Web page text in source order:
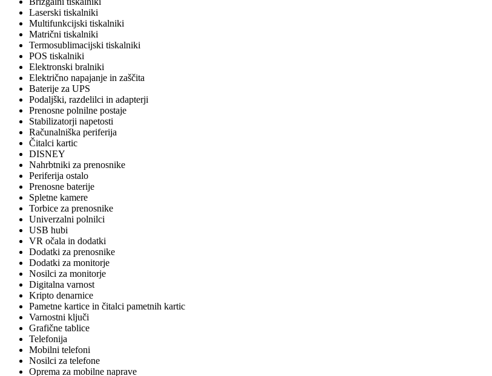
Laserski tiskalniki
Multifunkcijski tiskalniki
Matrični tiskalniki
Termosublimacijski tiskalniki
POS tiskalniki
Elektronski bralniki
Električno napajanje in zaščita
Baterije za UPS
Podaljški, razdelilci in adapterji
Prenosne polnilne postaje
Stabilizatorji napetosti
Računalniška periferija
Čitalci kartic
DISNEY
Nahrbtniki za prenosnike
Periferija ostalo
Prenosne baterije
Spletne kamere
Torbice za prenosnike
Univerzalni polnilci
USB hubi
VR očala in dodatki
Dodatki za prenosnike
Dodatki za monitorje
Nosilci za monitorje
Digitalna varnost
Kripto denarnice
Pametne kartice in čitalci pametnih kartic
Varnostni ključi
Grafične tablice
Telefonija
Mobilni telefoni
Nosilci za telefone
Oprema za mobilne naprave